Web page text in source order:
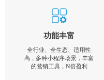
功能丰富
全行业、全生态、适用性
高，多种小程序场景，丰富
的营销工具，N倍盈利